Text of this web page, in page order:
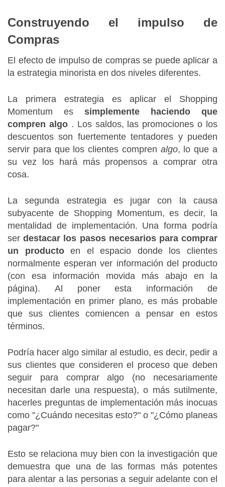
Construyendo el impulso de
Compras
El efecto de impulso de compras se puede aplicar a
la estrategia minorista en dos niveles diferentes.
La primera estrategia es aplicar el Shopping
Momentum es simplemente haciendo que
compren algo. Los saldos, las promociones o los
descuentos son fuertemente tentadores y pueden
servir para que los clientes compren algo, lo que a
su vez los hará más propensos a comprar otra
cosa.
La segunda estrategia es jugar con la causa
subyacente de Shopping Momentum, es decir, la
mentalidad de implementación. Una forma podría
serdestacar los pasos necesarios para comprar
un productoen el espacio donde los clientes
normalmente esperan ver información del producto
(con esa información movida más abajo en la
página). Al poner esta información de
implementación en primer plano, es más probable
que sus clientes comiencen a pensar en estos
términos.
Podría hacer algo similar al estudio, es decir, pedir a
sus clientes que consideren el proceso que deben
seguir para comprar algo (no necesariamente
necesitan darle una respuesta), o más sutilmente,
hacerles preguntas de implementación más inocuas
como "¿Cuándo necesitas esto?" o "¿Cómo planeas
pagar?"
Esto se relaciona muy bien con la investigación que
demuestra que una de las formas más potentes
para alentar a las personas a seguir adelante con el